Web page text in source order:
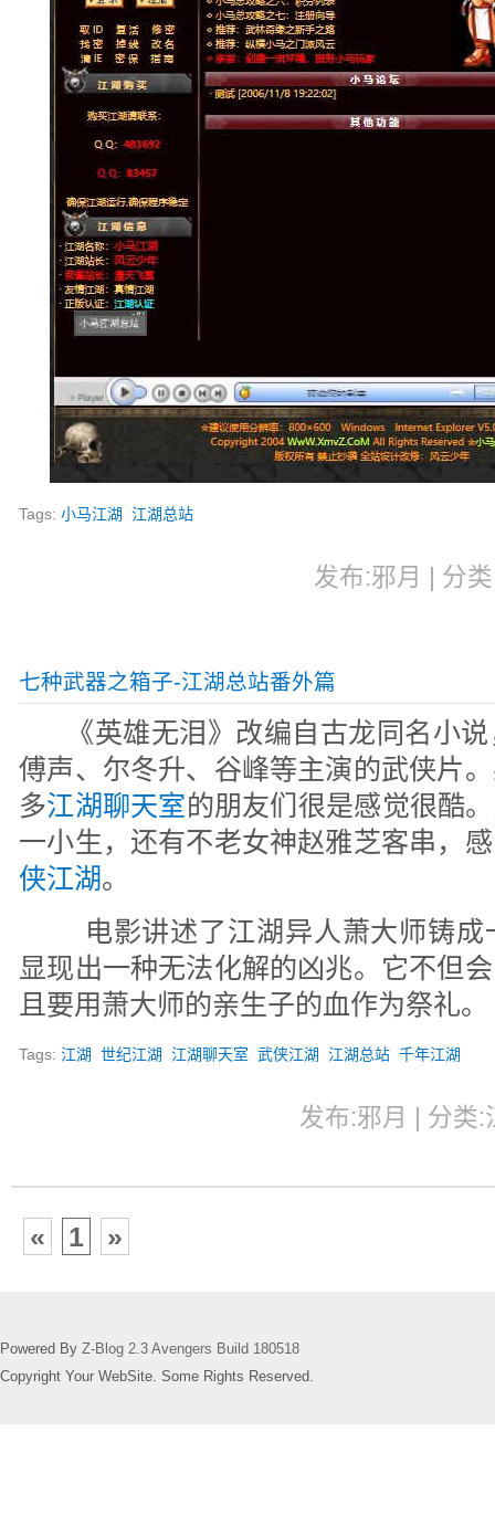
Tags:小马江湖 江湖总站
发布:邪月 | 分
七种武器之箱子-江湖总站番外篇
《英雄无泪》改编自古龙同名小
傅声、尔冬升、谷峰等主演的武侠片
多江湖聊天室的朋友们很是感觉很酷
一小生，还有不老女神赵雅芝客串，
侠江湖。
电影讲述了江湖异人萧大师铸成
显现出一种无法化解的凶兆。它不但
且要用萧大师的亲生子的血作为祭礼。
Tags:江湖 世纪江湖 江湖聊天室 武侠江湖 江湖总站 千年江湖
发布:邪月 | 分类:
« 1 »
Powered By Z-Blog 2.3 Avengers Build 180518
Copyright Your WebSite. Some Rights Reserved.